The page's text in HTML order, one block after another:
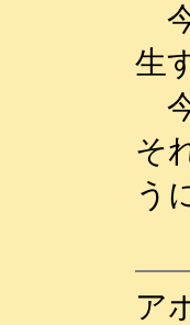
生
そ
う
ア